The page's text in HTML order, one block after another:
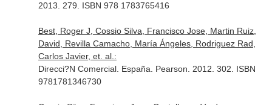
2013. 279. ISBN 978 1783765416
Best, Roger J, Cossio Silva, Francisco Jose, Martin Ruiz,
David, Revilla Camacho, María Ángeles, Rodriguez Rad,
Carlos Javier, et. al.:
Direcci?N Comercial. España. Pearson. 2012. 302. ISBN
9781781346730